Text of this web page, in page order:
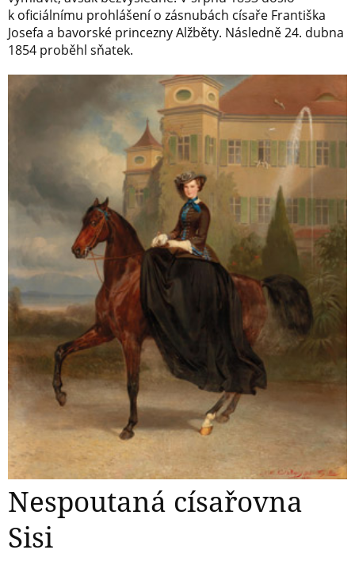
k oficiálnímu prohlášení o zásnubách císaře Františka
Josefa a bavorské princezny Alžběty. Následně 24. dubna
1854 proběhl sňatek.
Nespoutaná císařovna
Sisi